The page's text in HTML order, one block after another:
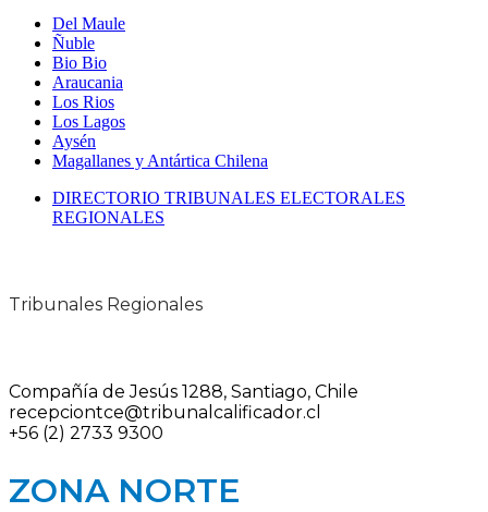
Del Maule
Ñuble
Bio Bio
Araucania
Los Rios
Los Lagos
Aysén
Magallanes y Antártica Chilena
DIRECTORIO TRIBUNALES ELECTORALES
REGIONALES
Tribunales Regionales
Compañía de Jesús 1288, Santiago, Chile
recepciontce@tribunalcalificador.cl
+56 (2) 2733 9300
ZONA NORTE